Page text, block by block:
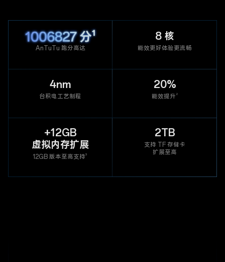
100XXXX 分
AnTuTu 跑分高达
8 核
能效更好体验更流畅
4nm
台积电工艺制程
20%
能效提升2
+12GB
虚拟内存扩展
12GB 版本至高支持3
2TB
支持 TF 存储卡
扩展至高